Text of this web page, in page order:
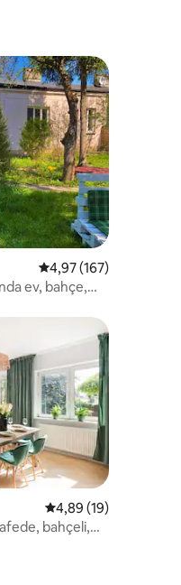
5 üzerinden ortalama
4,97 (167)
ev, bahçe,
5 üzerinden
4,89 (19)
bahçeli,